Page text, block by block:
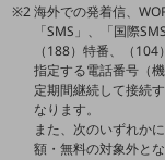
教育
モビリティ
製造・建設業
小売業
海外での発着信、
「SMS」、「国際
（188）特番、（
指定する電話番号（
定期間継続して接続
なります。
また、次のいずれか
額・無料の対象外とな